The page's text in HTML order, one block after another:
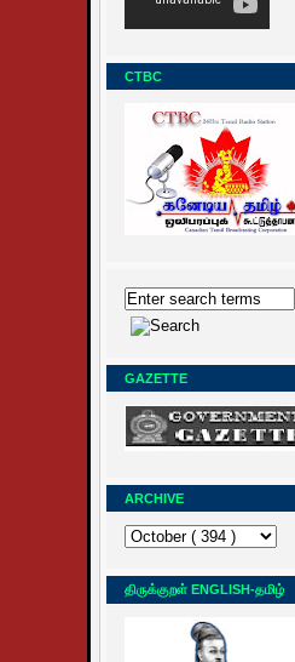
CTBC
GAZETTE
ARCHIVE
திருக்குறள் ENGLISH-தமிழ்